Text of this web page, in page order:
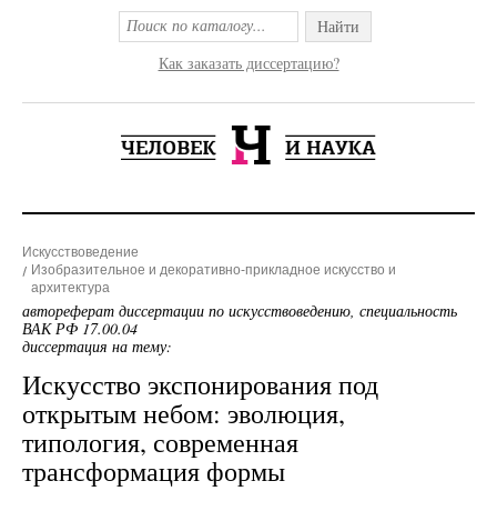
Найти
Как заказать диссертацию?
Искусствоведение
Изобразительное и декоративно-прикладное искусство и
архитектура
автореферат диссертации по искусствоведению, специальность
ВАК РФ 17.00.04
диссертация на тему:
Искусство экспонирования под
открытым небом: эволюция,
типология, современная
трансформация формы